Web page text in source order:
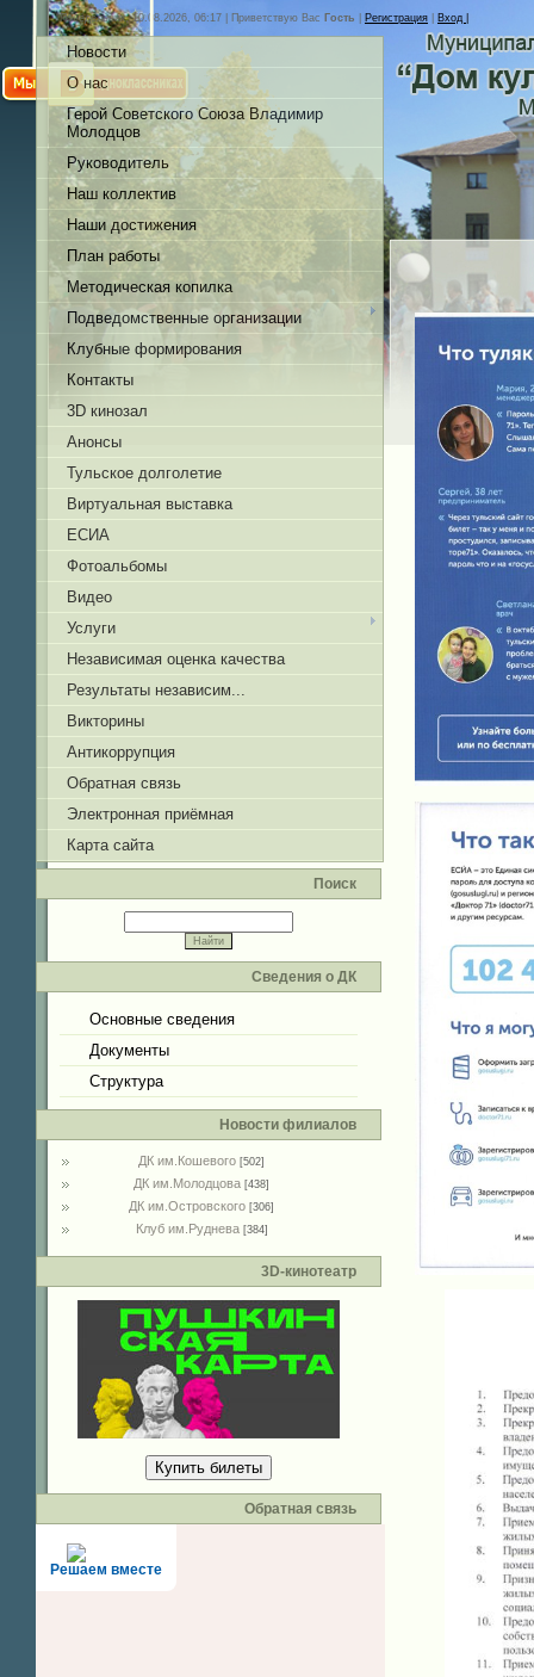
Понедельник, 10.08.2026, 06:17 | Приветствую Вас Гость Регистрация Вход |
Новости
О нас
Герой Советского Союза Владимир
Молодцов
Руководитель
Наш коллектив
Наши достижения
План работы
Методическая копилка
Подведомственные организации
Клубные формирования
Контакты
3D кинозал
Анонсы
Тульское долголетие
Виртуальная выставка
ЕСИА
Фотоальбомы
Видео
Услуги
Независимая оценка качества
Результаты независим...
Викторины
Антикоррупция
Обратная связь
Электронная приёмная
Карта сайта
Поиск
Сведения о ДК
Основные сведения
Документы
Структура
Новости филиалов
ДК им.Кошевого [502]
ДК им.Молодцова [438]
ДК им.Островского [306]
Клуб им.Руднева [384]
3D-кинотеатр
Купить билеты
Обратная связь
Решаем вместе